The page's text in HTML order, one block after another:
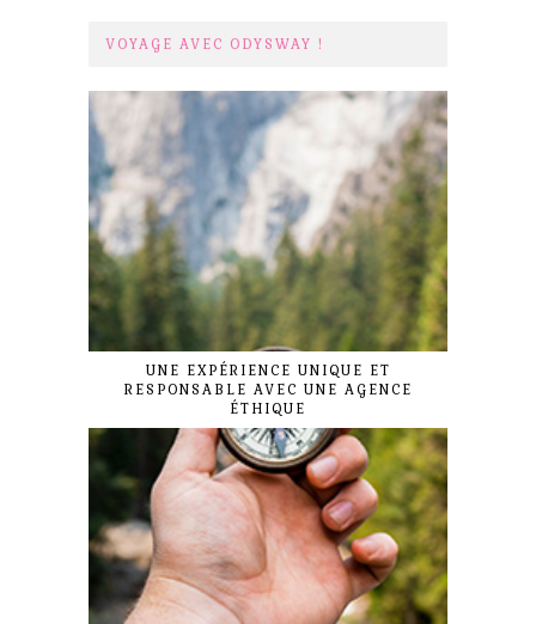
VOYAGE AVEC ODYSWAY !
UNE EXPÉRIENCE UNIQUE ET
RESPONSABLE AVEC UNE AGENCE
ÉTHIQUE